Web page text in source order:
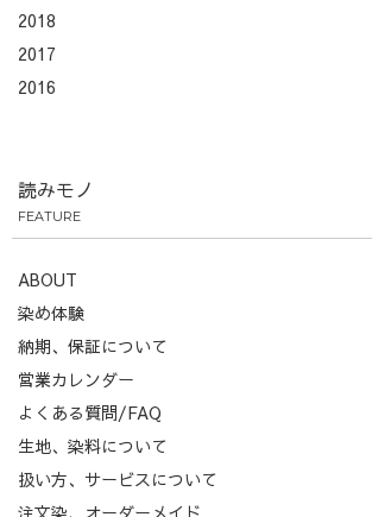
2018
2017
2016
読みモノ
FEATURE
ABOUT
染め体験
納期、保証について
営業カレンダー
よくある質問/FAQ
生地、染料について
扱い方、サービスについて
注文染、オーダーメイド